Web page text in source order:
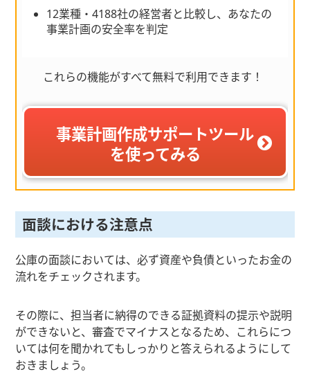
12業種・4188社の経営者と比較し、あなたの
事業計画の安全率を判定
これらの機能がすべて無料で利用できます！
事業計画作成サポートツール
を使ってみる
面談における注意点
公庫の面談においては、必ず資産や負債といったお金の
流れをチェックされます。
その際に、担当者に納得のできる証拠資料の提示や説明
ができないと、審査でマイナスとなるため、これらにつ
いては何を聞かれてもしっかりと答えられるようにして
おきましょう。